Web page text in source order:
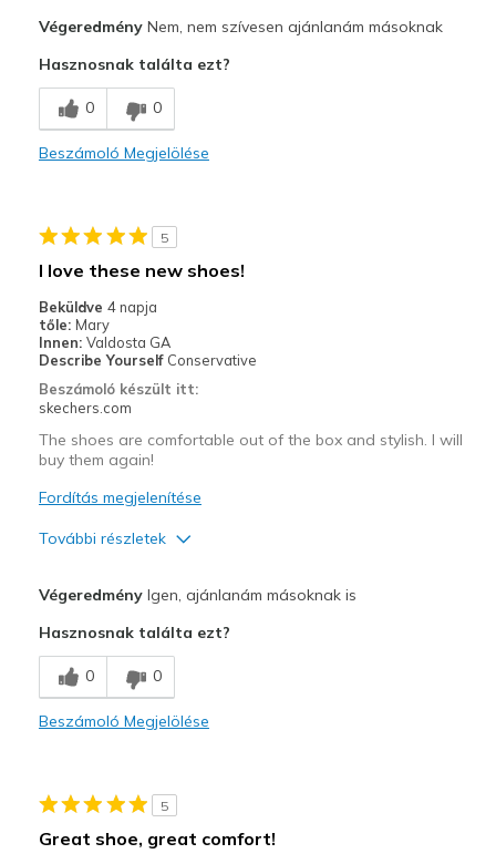
Stylish
Legjobb használat
Casual Wear
View On Shoes
VégeredményNem, nem szívesen ajánlanám másoknak
Hasznosnak találta ezt?
0 0
Beszámoló Megjelölése
5
I love these new shoes!
Beküldve 4 napja
tőle: Mary
Innen: Valdosta GA
Describe Yourself Conservative
Beszámoló készült itt:
skechers.com
The shoes are comfortable out of the box and stylish. I will
buy them again!
Fordítás megjelenítése
További részletek
Breathe Well
Comfortable
Legjobb használat
VégeredményIgen, ajánlanám másoknak is
Hasznosnak találta ezt?
0 0
Beszámoló Megjelölése
5
Great shoe, great comfort!